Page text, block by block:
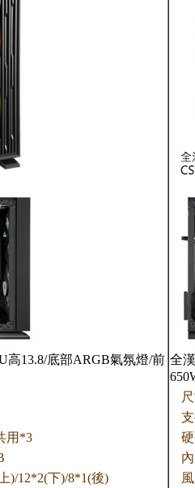
高13.8/底部ARGB氣氛燈/前
用*3
)/12*2(下)/8*1(後)
全